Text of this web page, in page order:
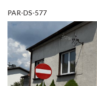
PAR-DS-577